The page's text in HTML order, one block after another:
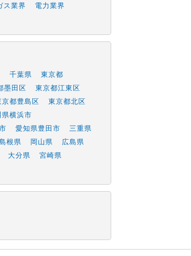
ス業界
電力業界
千葉県
東京都
墨田区
東京都江東区
京都豊島区
東京都北区
県横浜市
愛知県豊田市
三重県
根県 岡山県
広島県
大分県
宮崎県